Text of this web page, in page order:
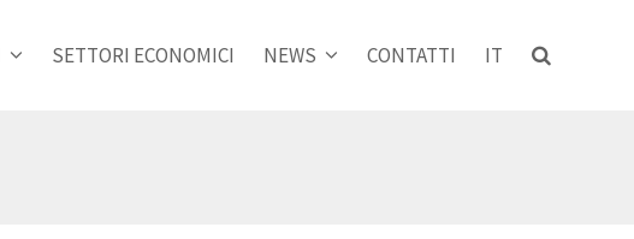
SETTORI ECONOMICI NEWS CONTATTI IT